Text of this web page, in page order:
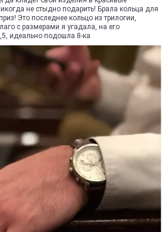
не стыдно подарить! Брала кольца для
Это последнее кольцо из трилогии,
с размерами я угадала, на его
идеально подошла 8-ка